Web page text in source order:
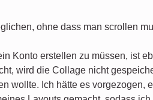
ohne dass man scrollen
Konto erstellen zu müssen, ist
wird die Collage nicht
wollte. Ich hätte es vorgezogen,